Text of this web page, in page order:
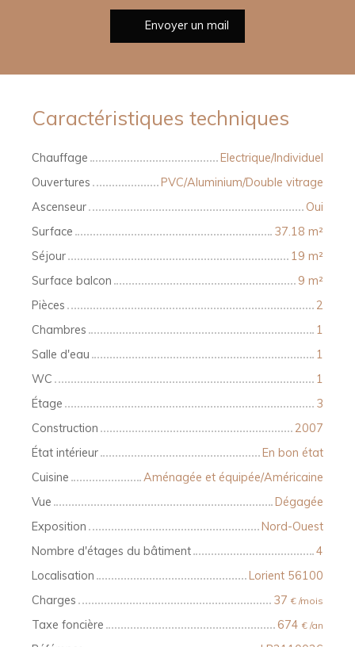
Envoyer un mail
Caractéristiques techniques
Chauffage
Electrique/Individuel
Ouvertures
PVC/Aluminium/Double vitrage
Ascenseur
Oui
Surface
37.18 m²
Séjour
19 m²
Surface balcon
9 m²
Pièces
2
Chambres
1
Salle d'eau
1
WC
1
Étage
3
Construction
2007
État intérieur
En bon état
Cuisine
Aménagée et équipée/Américaine
Vue
Dégagée
Exposition
Nord-Ouest
Nombre d'étages du bâtiment
4
Localisation
Lorient 56100
Charges
37 € /mois
Taxe foncière 674 € /an